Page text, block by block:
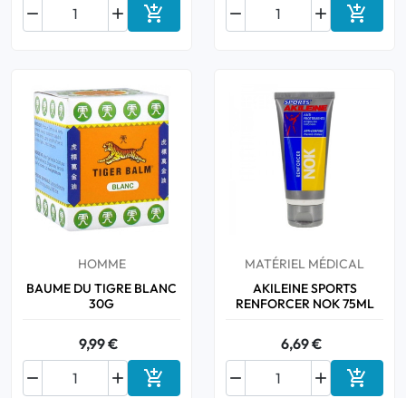

 Ajouter au panier

 
HOMME
BAUME DU TIGRE BLANC
30G
9,99 €

 Ajouter au panier
MATÉRIEL MÉDICAL
AKILEINE SPORTS
RENFORCER NOK 75ML
6,69 €

 